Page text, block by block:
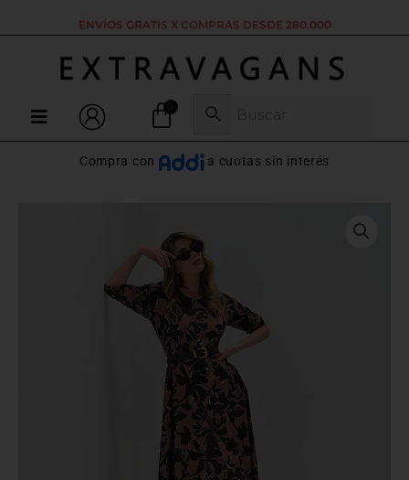
ENVÍOS GRATIS X COMPRAS DESDE 280.000
Menú
Compra con a cuotas sin interés